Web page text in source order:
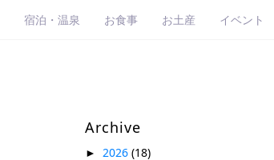
宿泊・温泉 お食事 お土産 イベント
Archive
► 2026 (18)